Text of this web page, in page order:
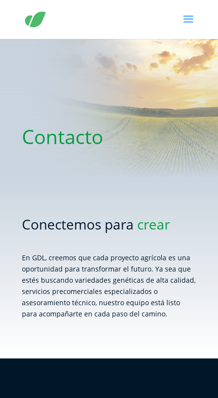
Contacto
Conectemos para crear
En GDL, creemos que cada proyecto agrícola es una
oportunidad para transformar el futuro. Ya sea que
estés buscando variedades genéticas de alta calidad,
servicios precomerciales especializados o
asesoramiento técnico, nuestro equipo está listo
para acompañarte en cada paso del camino.